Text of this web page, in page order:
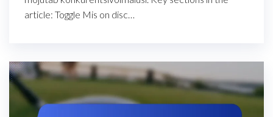
article: Toggle Mis on disc…